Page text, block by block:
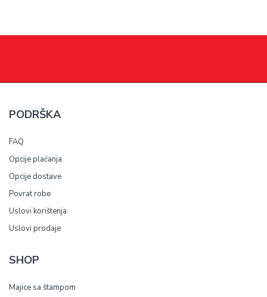
PODRŠKA
FAQ
Opcije plaćanja
Opcije dostave
Povrat robe
Uslovi korištenja
Uslovi prodaje
SHOP
Majice sa štampom